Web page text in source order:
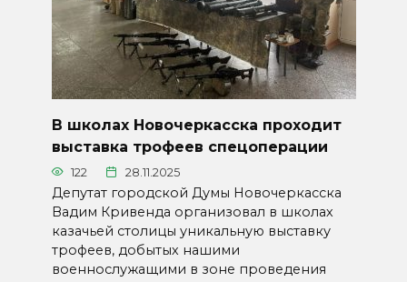
В школах Новочеркасска проходит
выставка трофеев спецоперации
122 28.11.2025
Депутат городской Думы Новочеркасска
Вадим Кривенда организовал в школах
казачьей столицы уникальную выставку
трофеев, добытых нашими
военнослужащими в зоне проведения